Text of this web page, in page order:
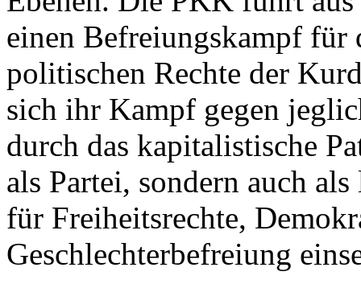
einen Befreiungskampf
politischen Rechte der
sich ihr Kampf gegen
durch das kapitalistische
als Partei, sondern auch
für Freiheitsrechte,
Geschlechterbefreiung